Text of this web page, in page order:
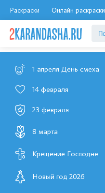
Раскраски Онлайн раскраски
1 апреля День смеха
14 февраля
23 февраля
8 марта
Крещение Господне
Новый год 2026